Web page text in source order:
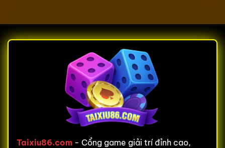
Taixiu86.com - Cổng game giải trí đỉnh cao,